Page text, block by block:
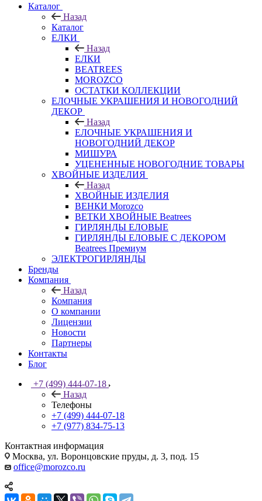
Каталог
Назад
Каталог
ЕЛКИ
Назад
ЕЛКИ
BEATREES
MOROZCO
ОСТАТКИ КОЛЛЕКЦИИ
ЕЛОЧНЫЕ УКРАШЕНИЯ И НОВОГОДНИЙ
ДЕКОР
Назад
ЕЛОЧНЫЕ УКРАШЕНИЯ И
НОВОГОДНИЙ ДЕКОР
МИШУРА
УЦЕНЕННЫЕ НОВОГОДНИЕ ТОВАРЫ
ХВОЙНЫЕ ИЗДЕЛИЯ
Назад
ХВОЙНЫЕ ИЗДЕЛИЯ
ВЕНКИ Morozco
ВЕТКИ ХВОЙНЫЕ Beatrees
ГИРЛЯНДЫ ЕЛОВЫЕ
ГИРЛЯНДЫ ЕЛОВЫЕ С ДЕКОРОМ
Beatrees Премиум
ЭЛЕКТРОГИРЛЯНДЫ
Бренды
Компания
Назад
Компания
О компании
Лицензии
Новости
Партнеры
Контакты
Блог
+7 (499) 444-07-18
Назад
Телефоны
+7 (499) 444-07-18
+7 (977) 834-75-13
Контактная информация
Москва, ул. Воронцовские пруды, д. 3, под. 15
office@morozco.ru